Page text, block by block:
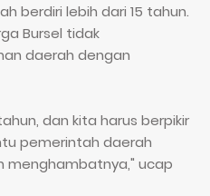
berdiri lebih dari 15 tahun.
Bursel tidak
daerah dengan
dan kita harus berpikir
pemerintah daerah
menghambatnya," ucap